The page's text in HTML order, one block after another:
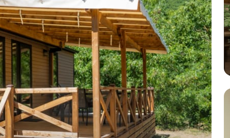
garantie du meilleur prix
avantages exclusifs
contact personnalisé
tous les avantages